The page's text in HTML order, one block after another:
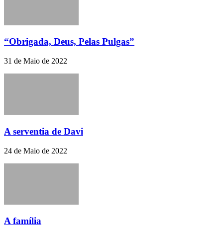
“Obrigada, Deus, Pelas Pulgas”
31 de Maio de 2022
A serventia de Davi
24 de Maio de 2022
A família